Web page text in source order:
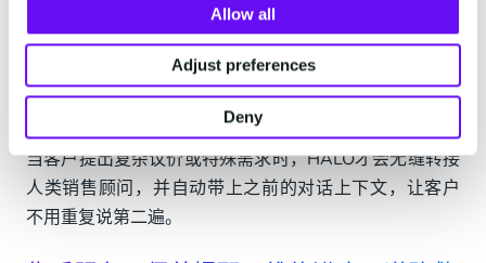
Allow all
Adjust preferences
Deny
系统，给出可选时间段，发送确认消息和门店导航链
接。如果客户需要了解金融方案，HALO能根据当地合作
银行政策，实时计算月供并发送个性化报价单。对于以
旧换新需求，HALO引导客户上传旧车照片和行驶里程，
结合估值模型给出初步报价，全程无需人工介入。只有
当客户提出复杂议价或特殊需求时，HALO才会无缝转接
人类销售顾问，并自动带上之前的对话上下文，让客户
不用重复说第二遍。